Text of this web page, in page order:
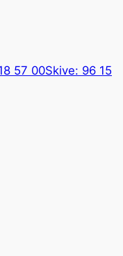
57 00Skive: 96 15